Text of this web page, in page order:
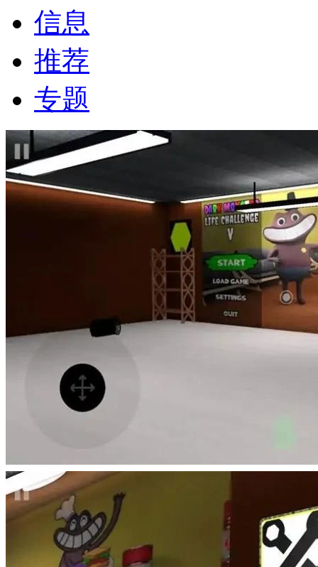
信息
推荐
专题